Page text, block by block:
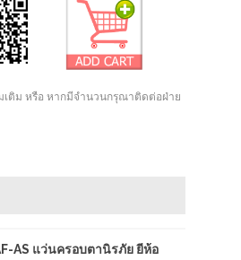
เติม หรือ หากมีจำนวนกรุณาติดต่อฝ่าย
AS แว่นครอบตานิรภัย ยี่ห้อ